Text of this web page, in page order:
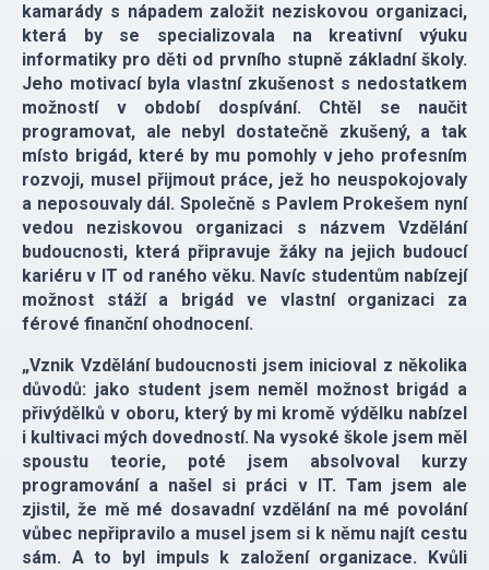
kamarády s nápadem založit neziskovou organizaci,
která by se specializovala na kreativní výuku
informatiky pro děti od prvního stupně základní školy.
Jeho motivací byla vlastní zkušenost s nedostatkem
možností v období dospívání. Chtěl se naučit
programovat, ale nebyl dostatečně zkušený, a tak
místo brigád, které by mu pomohly v jeho profesním
rozvoji, musel přijmout práce, jež ho neuspokojovaly
a neposouvaly dál. Společně s Pavlem Prokešem nyní
vedou neziskovou organizaci s názvem Vzdělání
budoucnosti, která připravuje žáky na jejich budoucí
kariéru v IT od raného věku. Navíc studentům nabízejí
možnost stáží a brigád ve vlastní organizaci za
férové finanční ohodnocení.
„Vznik Vzdělání budoucnosti jsem inicioval z několika
důvodů: jako student jsem neměl možnost brigád a
přivýdělků v oboru, který by mi kromě výdělku nabízel
i kultivaci mých dovedností. Na vysoké škole jsem měl
spoustu teorie, poté jsem absolvoval kurzy
programování a našel si práci v IT. Tam jsem ale
zjistil, že mě mé dosavadní vzdělání na mé povolání
vůbec nepřipravilo a musel jsem si k němu najít cestu
sám. A to byl impuls k založení organizace. Kvůli